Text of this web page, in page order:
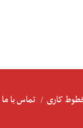
کاری تماس با ما